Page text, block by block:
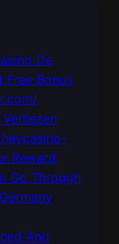
De
Free Bonus
Reward
Go Through
And